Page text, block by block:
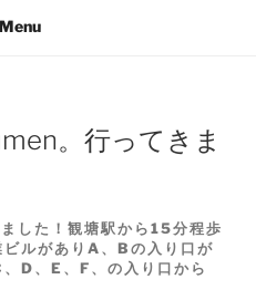
Menu
。行ってきま
した！観塘駅から15分程歩
ルがありA、Bの入り口が
D、E、F、の入り口から